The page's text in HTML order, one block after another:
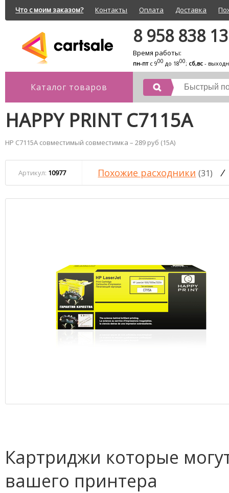
Что с моим заказом? Контакты Оплата Доставка
8 958 838
Время работы:
пн-птс 900 до 1800; сб,вс -
Каталог товаров
HAPPY PRINT C7115A
HP C7115A совместимый совместимка – 289 руб (15A)
Артикул: 10977 Похожие расходники (31) /
Картриджи которые
вашего принтера